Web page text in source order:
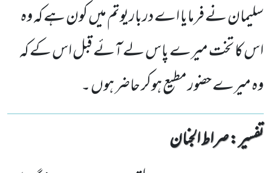
سلیمان نے فرمایا اے درباریوتم میں کون ہے کہ وہ
اس کا تخت میرے پاس لے آئے قبل اس کے کہ
وہ میرے حضور مطیع ہوکر حاضر ہوں ۔
تفسیر : ‎صراط الجنان